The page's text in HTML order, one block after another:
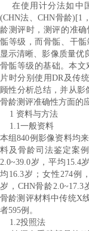
在使用计分法如中
(CHN法、CHN骨龄)[1
龄测评时，测评的准
骺等级，而骨骺、干
显示清晰、影像质量优
骨骺等级的基础。本文
片时分别使用DR及传
顾性分析总结，并从
骨龄测评准确性方面的
1 资料与方法
1.1一般资料
本组840例影像资料均
料及骨龄司法鉴定案
2.0~39.0岁，平均 15.4
均 16.3岁；女性274例
岁， CHN骨龄2.0~17.3
骨龄测评材料中传统X
者595例。
1.2投照法